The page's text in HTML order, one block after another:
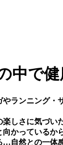
中で
ランニング・
しさに気づい
かっているから
⾃然との⼀体